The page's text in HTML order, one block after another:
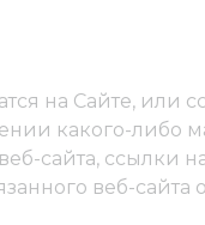
на Сайте, или
какого-либо
сайта,
веб-